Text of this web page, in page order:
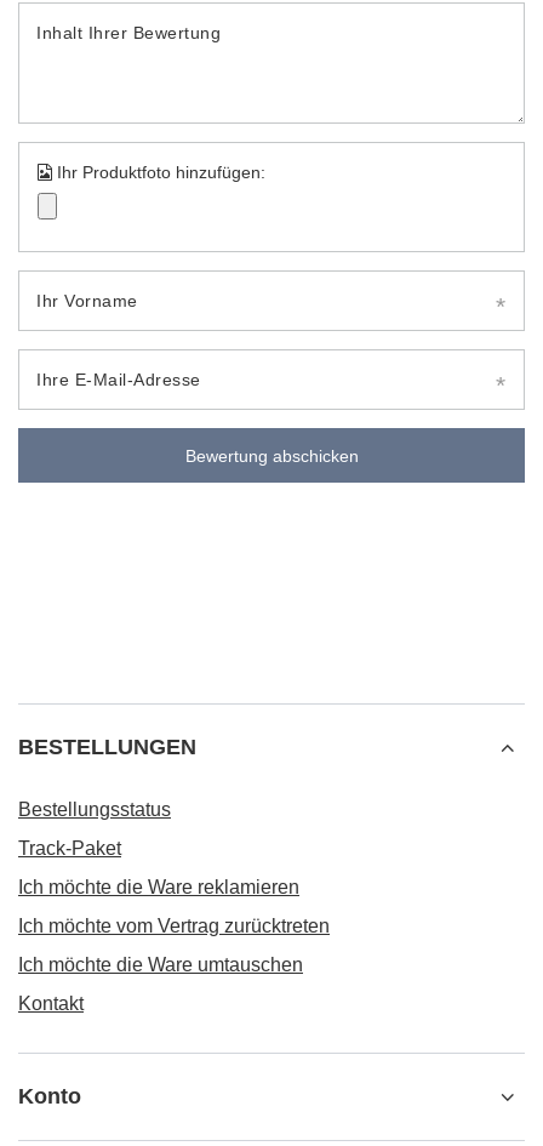
Inhalt Ihrer Bewertung
Ihr Produktfoto hinzufügen:
Ihr Vorname
Ihre E-Mail-Adresse
Bewertung abschicken
BESTELLUNGEN
Bestellungsstatus
Track-Paket
Ich möchte die Ware reklamieren
Ich möchte vom Vertrag zurücktreten
Ich möchte die Ware umtauschen
Kontakt
Konto